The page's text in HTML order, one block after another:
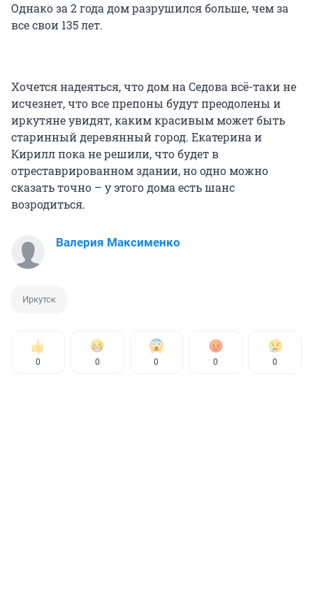
Однако за 2 года дом разрушился больше, чем за
все свои 135 лет.
Хочется надеяться, что дом на Седова всё-таки не
исчезнет, что все препоны будут преодолены и
иркутяне увидят, каким красивым может быть
старинный деревянный город. Екатерина и
Кирилл пока не решили, что будет в
отреставрированном здании, но одно можно
сказать точно – у этого дома есть шанс
возродиться.
Валерия Максименко
Иркутск
0 0 0 0 0